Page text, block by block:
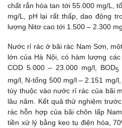
chất rắn hòa tan tới 55.000 mg/L,
mg/L, pH lại rất thấp, dao động
lượng Nitơ cao tới 1.500 – 2.300
Nước rỉ rác ở bãi rác Nam Sơn,
lớn của Hà Nội, có hàm lượng
COD 5.000 – 23.000 mg/l, BOD5
mg/l, N-tổng 500 mg/l – 2.151 mg/
tùy thuộc vào nước rỉ rác của bãi
lâu năm. Kết quả thử nghiệm
rác hỗn hợp của bãi chôn lấp
tiền xử lý bằng keo tụ điện hóa,